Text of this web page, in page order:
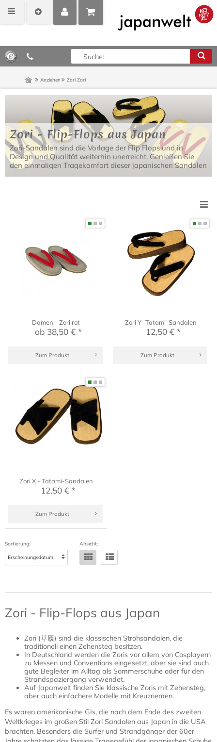
MEIN
POSITIONEN
ANZEIGEN
0,00 €*
Anziehen Zori Zori
Zori - Flip-Flops aus Japan
Zori-Sandalen sind die Vorlage der Flip Flops und in
Design und Qualität weiterhin unerreicht. Genießen Sie
den einmaligen Tragekomfort dieser japanischen Sandalen
Damen - Zori rot
ab 38,50 € *
Zum Produkt
Zori Y- Tatami-Sandalen
12,50 € *
Zum Produkt
Zori X - Tatami-Sandalen
12,50 € *
Zum Produkt
Sortierung: Ansicht:
Zori - Flip-Flops aus Japan
Zori (草履) sind die klassischen Strohsandalen, die
traditionell einen Zehensteg besitzen.
In Deutschland werden die Zoris vor allem von Cosplayern
zu Messen und Conventions eingesetzt, aber sie sind auch
gute Begleiter im Alltag als Sommerschuhe oder für den
Strandspaziergang verwendet.
Auf Japanwelt finden Sie klassische Zoris mit Zehensteg,
aber auch einfachere Modelle mit Kreuzriemen.
Es waren amerikanische GIs, die nach dem Ende des zweiten
Weltkrieges im großen Stil Zori Sandalen aus Japan in die USA
brachten. Besonders die Surfer und Strandgänger der 60er